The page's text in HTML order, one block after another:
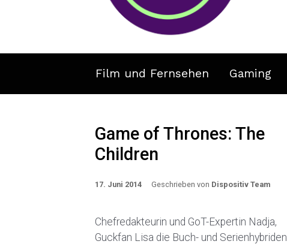
Film und Fernsehen Gaming
Game of Thrones: The
Children
17. Juni 2014 Geschrieben von Dispositiv Team
Chefredakteurin und GoT-Expertin Nadja,
Guckfan Lisa die Buch- und Serienhybriden